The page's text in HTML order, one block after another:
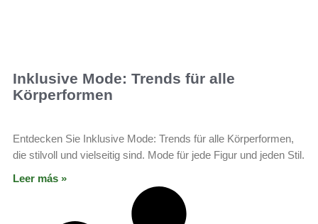
Inklusive Mode: Trends für alle
Körperformen
Entdecken Sie Inklusive Mode: Trends für alle Körperformen,
die stilvoll und vielseitig sind. Mode für jede Figur und jeden Stil.
Leer más »